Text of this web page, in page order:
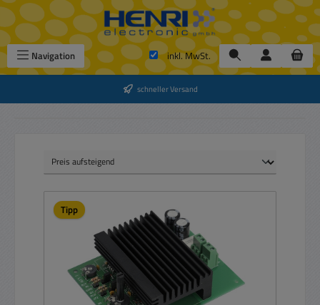
Zum Hauptinhalt springen
Navigation inkl. MwSt.
schneller Versand
Tipp